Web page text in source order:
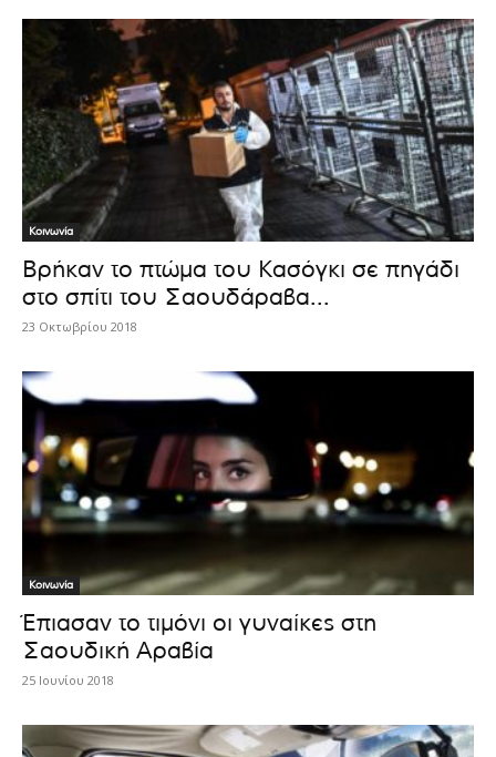
Κοινωνία
Βρήκαν το πτώμα του Κασόγκι σε πηγάδι
στο σπίτι του Σαουδάραβα...
23 Οκτωβρίου 2018
Κοινωνία
Έπιασαν το τιμόνι οι γυναίκες στη
Σαουδική Αραβία
25 Ιουνίου 2018